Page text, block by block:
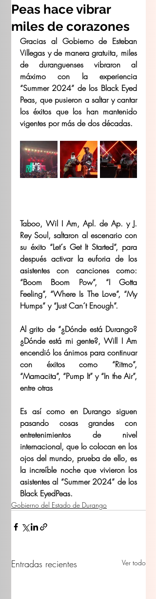
Peas hace vibrar
miles de corazones
Gracias al Gobierno de Esteban
Villegas y de manera gratuita, miles
de duranguenses vibraron al
máximo con la experiencia
“Summer 2024” de los Black Eyed
Peas, que pusieron a saltar y cantar
los éxitos que los han mantenido
vigentes por más de dos décadas.
Taboo, Wil I Am, Apl. de Ap. y J.
Rey Soul, saltaron al escenario con
su éxito “Let´s Get It Started”, para
después activar la euforia de los
asistentes con canciones como:
“Boom Boom Pow”, “I Gotta
Feeling”, “Where Is The Love”, “My
Humps” y “Just Can´t Enough”.
Al grito de “¿Dónde está Durango?
¿Dónde está mi gente?, Will I Am
encendió los ánimos para continuar
con éxitos como “Ritmo”,
“Mamacita”, “Pump It” y “In the Air”,
entre otras
Es así como en Durango siguen
pasando cosas grandes con
entretenimientos de nivel
internacional, que lo colocan en los
ojos del mundo, prueba de ello, es
la increíble noche que vivieron los
asistentes al “Summer 2024” de los
Black EyedPeas.
Gobierno del Estado de Durango
Entradas recientes Ver todo